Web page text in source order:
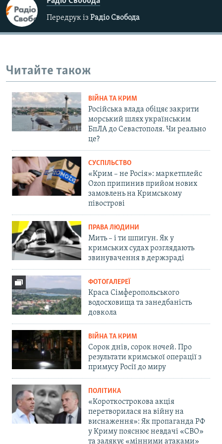
Передрук із Радіо Свобода
Читайте також
ВІЙНА ТА КРИМ
Російська влада обіцяє закрити
морський шлях українським
БпЛА до Севастополя. Чи реально
це?
СУСПІЛЬСТВО
«Крим – не Росія»: маркетплейс
Ozon припинив прийом нових
замовлень на Кримському
півострові
ПРАВА ЛЮДИНИ
Мить – і ти шпигун. Як у
кримських судах розглядають
звинувачення в держзраді
ФОТОГАЛЕРЕЇ
Краса Сімферопольського
водосховища та занедбаність
довкола
ВІЙНА ТА КРИМ
Сорок днів, сорок ночей. Про
результати кримської операції з
примусу Росії до миру
ПОЛІТИКА
«Короткострокова акція
перетворилася на війну на
виснаження»: Як пропаганда РФ
у Криму пояснює невдачі «СВО»
та залякує «мінними атаками»